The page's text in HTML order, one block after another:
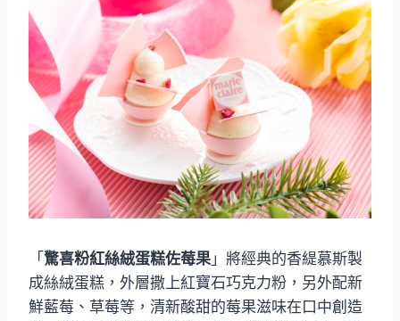
「 驚喜粉紅絲絨蛋糕佐莓果 」將經典的香緹慕斯製
成絲絨蛋糕，外層撒上紅寶石巧克力粉，另外配新
鮮藍莓、草莓等，清新酸甜的莓果滋味在口中創造